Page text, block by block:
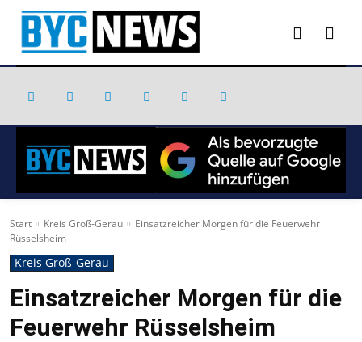
Start Kreis Groß-Gerau
Einsatzreicher Morgen für die Feuerwehr
Rüsselsheim
Kreis Groß-Gerau
Einsatzreicher Morgen für die
Feuerwehr Rüsselsheim